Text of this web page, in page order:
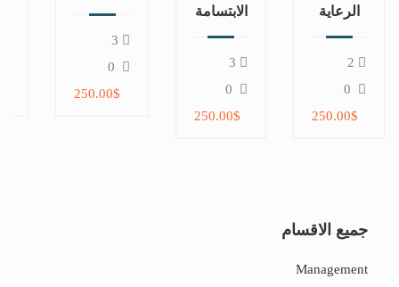
الرعاية
التحول
الرقمي
والحوكمة
2
250.00$
الابتسامة
الأسنان
التجميلي
3
250.00$
المجال
الرياضي
3
250.00$
جميع الاقسام
Management